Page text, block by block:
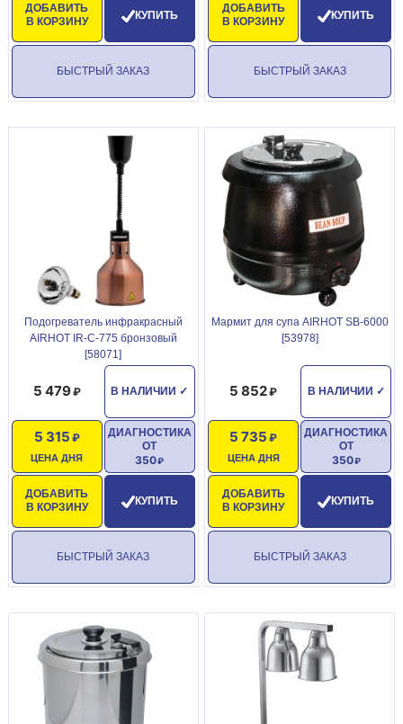
ДОБАВИТЬ
В КОРЗИНУ
КУПИТЬ
БЫСТРЫЙ ЗАКАЗ
ДОБАВИТЬ
В КОРЗИНУ
КУПИТЬ
БЫСТРЫЙ ЗАКАЗ
Подогреватель инфракрасный
AIRHOT IR-C-775 бронзовый
[58071]
В НАЛИЧИИ ✓
5 479
ЦЕНА ДНЯ
5 315
ДОБАВИТЬ
В КОРЗИНУ
ДИАГНОСТИКА
ОТ
350
КУПИТЬ
БЫСТРЫЙ ЗАКАЗ
Мармит для супа AIRHOT SB-6000
[53978]
В НАЛИЧИИ ✓
5 852
ЦЕНА ДНЯ
5 735
ДОБАВИТЬ
В КОРЗИНУ
ДИАГНОСТИКА
ОТ
350
КУПИТЬ
БЫСТРЫЙ ЗАКАЗ